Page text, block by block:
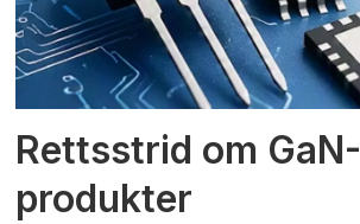
Rettsstrid om GaN-
produkter